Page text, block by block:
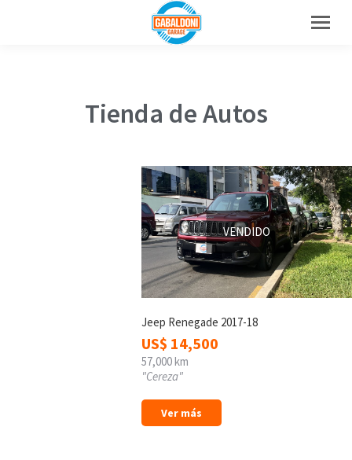
Tienda de Autos
VENDIDO
Jeep Renegade 2017-18
US$ 14,500
57,000 km
"Cereza"
Ver más